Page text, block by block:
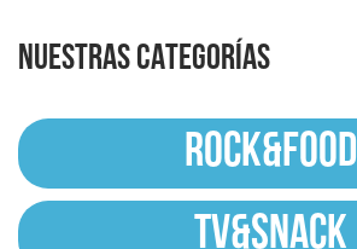
NUESTRAS CATEGORÍAS
ROCK&FOOD
TV&SNACK